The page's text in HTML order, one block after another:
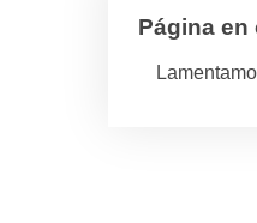
Página